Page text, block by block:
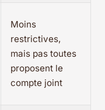
Moins
restrictives,
mais pas toutes
proposent le
compte joint